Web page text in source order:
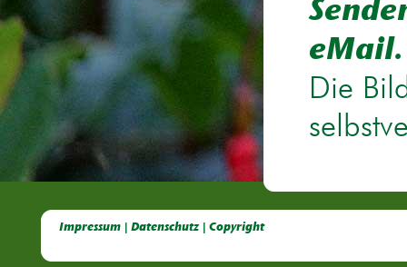
eMail.
Die
Impressum | Datenschutz | Copyright